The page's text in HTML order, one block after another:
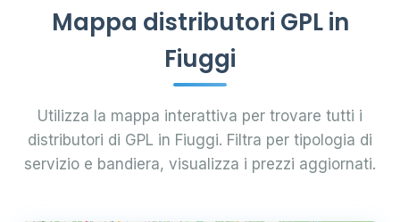
Mappa distributori GPL in
Fiuggi
Utilizza la mappa interattiva per trovare tutti i
distributori di GPL in Fiuggi. Filtra per tipologia di
servizio e bandiera, visualizza i prezzi aggiornati.